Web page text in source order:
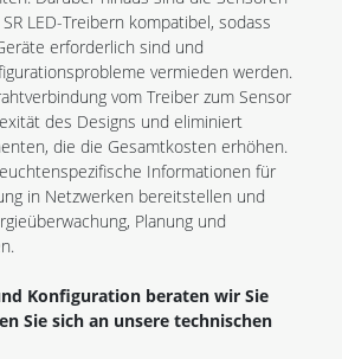
LED-Treibern kompatibel, sodass
erforderlich sind und
vermieden werden.
vom Treiber zum Sensor
des Designs und eliminiert
die die Gesamtkosten erhöhen.
Informationen für
in Netzwerken bereitstellen und
Planung und
Konfiguration beraten wir Sie
Sie sich an unsere technischen